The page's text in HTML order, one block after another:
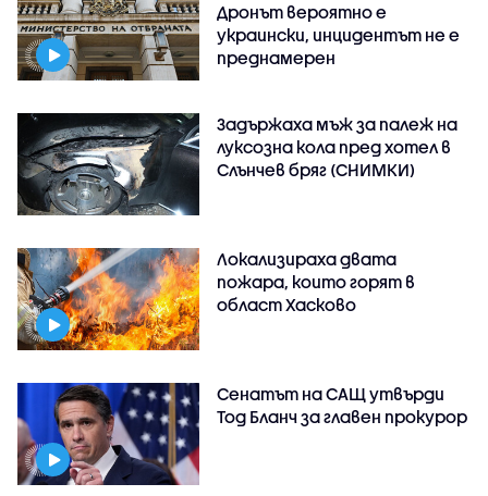
Дронът вероятно е
украински, инцидентът не е
преднамерен
Задържаха мъж за палеж на
луксозна кола пред хотел в
Слънчев бряг (СНИМКИ)
Локализираха двата
пожара, които горят в
област Хасково
Сенатът на САЩ утвърди
Тод Бланч за главен прокурор